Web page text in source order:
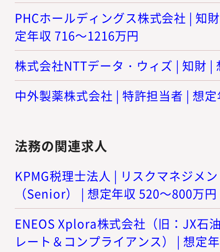
PHCホールディングス株式会社 | 知
定年収 716～1216万円
株式会社NTTデータ・ウィズ | 知財 |
中外製薬株式会社 | 特許担当者 | 想
法務の関連求人
KPMG税理士法人 | リスクマネジメ
（Senior） | 想定年収 520～800万円
ENEOS Xplora株式会社（旧：JX石
レート＆コンプライアンス） | 想定